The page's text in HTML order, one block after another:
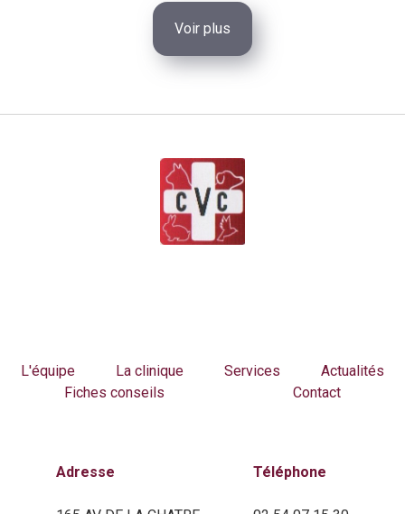
Voir plus
L'équipe La clinique Services
Actualités
Fiches conseils
Contact
Adresse Téléphone